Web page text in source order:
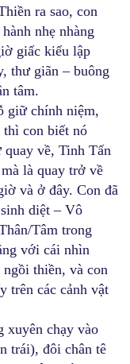
ra sao, con
nhẹ nhàng
giấc kiểu lập
thư giãn – buông
tâm.
giữ chính niệm,
thì con biết nó
về, Tinh Tấn
là quay trở về
và ở đây. Con đã
diệt – Vô
Tâm trong
với cái nhìn
thiền, và con
trên các cảnh vật
xuyên chạy vào
trái), đôi chân tê